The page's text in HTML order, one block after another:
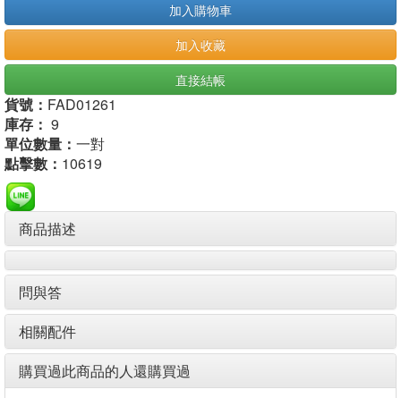
加入購物車
加入收藏
直接結帳
貨號： FAD01261
庫存： 9
單位數量： 一對
點擊數： 10619
商品描述
問與答
相關配件
購買過此商品的人還購買過